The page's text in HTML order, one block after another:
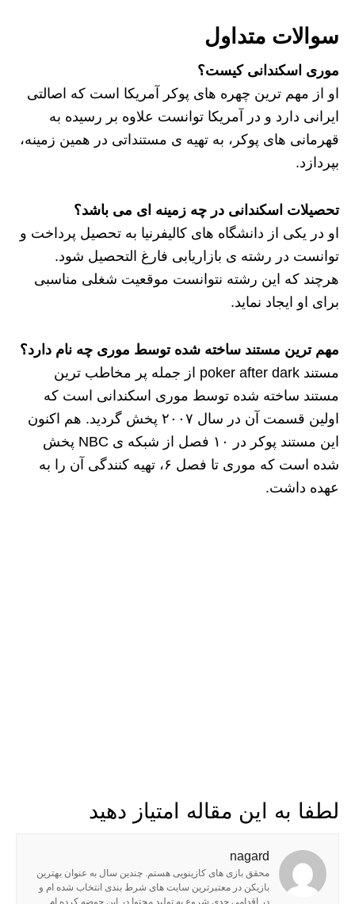
سوالات متداول
موری اسکندانی کیست؟
او از مهم ترین چهره های پوکر آمریکا است که اصالتی
ایرانی دارد و در آمریکا توانست علاوه بر رسیده به
قهرمانی های پوکر، به تهیه ی مستنداتی در همین زمینه،
بپردازد.
تحصیلات اسکندانی در چه زمینه ای می باشد؟
او در یکی از دانشگاه های کالیفرنیا به تحصیل پرداخت و
توانست در رشته ی بازاریابی فارغ التحصیل شود.
هرچند که این رشته نتوانست موقعیت شغلی مناسبی
برای او ایجاد نماید.
مهم ترین مستند ساخته شده توسط موری چه نام دارد؟
مستند poker after dark از جمله پر مخاطب ترین
مستند ساخته شده توسط موری اسکندانی است که
اولین قسمت آن در سال ۲۰۰۷ پخش گردید. هم اکنون
این مستند پوکر در ۱۰ فصل از شبکه ی NBC پخش
شده است که موری تا فصل ۶، تهیه کنندگی آن را به
عهده داشت.
لطفا به این مقاله امتیاز دهید
nagard
محقق بازی های کازینویی هستم. چندین سال به عنوان بهترین
بازیکن در معتبرترین سایت های شرط بندی انتخاب شده ام و
در اقدامی جدی شروع به تولید محتوا در این حوضه کرده ام.